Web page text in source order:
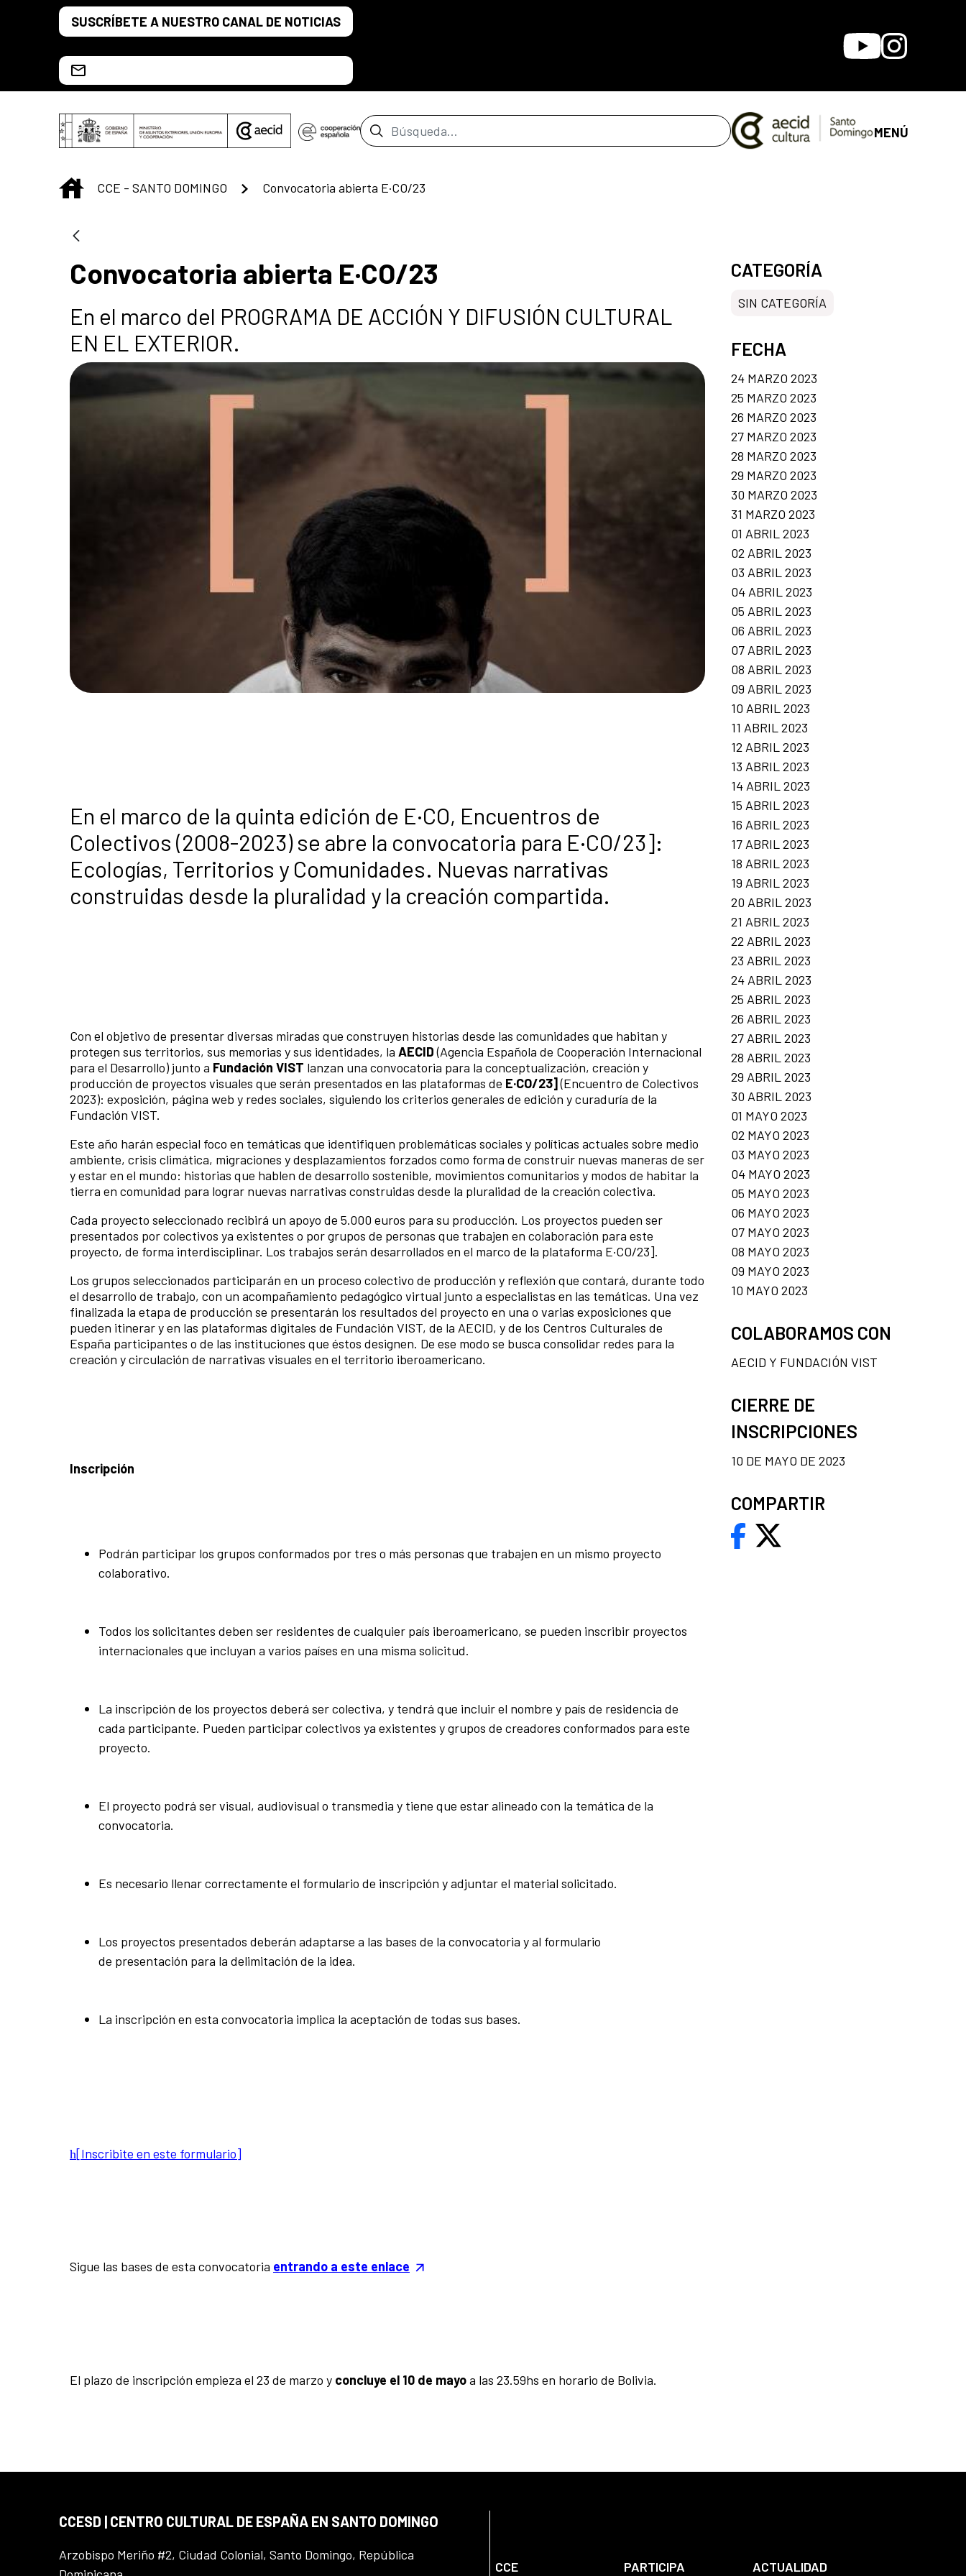
Saltar al contenido principal
SUSCRÍBETE A NUESTRO CANAL DE NOTICIAS
YoutubeInstagram
Barra de búsqueda MENÚ
INICIO
CCE - SANTO DOMINGO Convocatoria abierta E·CO/23
Convocatoria abierta E·CO/23
En el marco del PROGRAMA DE ACCIÓN Y DIFUSIÓN CULTURAL
EN EL EXTERIOR.
En el marco de la quinta edición de E·CO, Encuentros de
Colectivos (2008-2023) se abre la convocatoria para E·CO/23]:
Ecologías, Territorios y Comunidades. Nuevas narrativas
construidas desde la pluralidad y la creación compartida.
Con el objetivo de presentar diversas miradas que construyen historias desde las comunidades que habitan y
protegen sus territorios, sus memorias y sus identidades, la AECID(Agencia Española de Cooperación Internacional
para el Desarrollo) junto a Fundación VIST lanzan una convocatoria para la conceptualización, creación y
producción de proyectos visuales que serán presentados en las plataformas de E·CO/23](Encuentro de Colectivos
2023): exposición, página web y redes sociales, siguiendo los criterios generales de edición y curaduría de la
Fundación VIST.
Este año harán especial foco en temáticas que identifiquen problemáticas sociales y políticas actuales sobre medio
ambiente, crisis climática, migraciones y desplazamientos forzados como forma de construir nuevas maneras de ser
y estar en el mundo: historias que hablen de desarrollo sostenible, movimientos comunitarios y modos de habitar la
tierra en comunidad para lograr nuevas narrativas construidas desde la pluralidad de la creación colectiva.
Cada proyecto seleccionado recibirá un apoyo de 5.000 euros para su producción. Los proyectos pueden ser
presentados por colectivos ya existentes o por grupos de personas que trabajen en colaboración para este
proyecto, de forma interdisciplinar. Los trabajos serán desarrollados en el marco de la plataforma E·CO/23].
Los grupos seleccionados participarán en un proceso colectivo de producción y reflexión que contará, durante todo
el desarrollo de trabajo, con un acompañamiento pedagógico virtual junto a especialistas en las temáticas. Una vez
finalizada la etapa de producción se presentarán los resultados del proyecto en una o varias exposiciones que
pueden itinerar y en las plataformas digitales de Fundación VIST, de la AECID, y de los Centros Culturales de
España participantes o de las instituciones que éstos designen. De ese modo se busca consolidar redes para la
creación y circulación de narrativas visuales en el territorio iberoamericano.
Inscripción
Podrán participar los grupos conformados por tres o más personas que trabajen en un mismo proyecto
colaborativo.
Todos los solicitantes deben ser residentes de cualquier país iberoamericano, se pueden inscribir proyectos
internacionales que incluyan a varios países en una misma solicitud.
La inscripción de los proyectos deberá ser colectiva, y tendrá que incluir el nombre y país de residencia de
cada participante. Pueden participar colectivos ya existentes y grupos de creadores conformados para este
proyecto.
El proyecto podrá ser visual, audiovisual o transmedia y tiene que estar alineado con la temática de la
convocatoria.
Es necesario llenar correctamente el formulario de inscripción y adjuntar el material solicitado.
Los proyectos presentados deberán adaptarse a las bases de la convocatoria y al formulario
de presentación para la delimitación de la idea.
La inscripción en esta convocatoria implica la aceptación de todas sus bases.
[Inscribite en este formulario]
Sigue las bases de esta convocatoria entrando a este enlace
El plazo de inscripción empieza el 23 de marzo y concluye el 10 de mayoa las 23.59hs en horario de Bolivia.
CATEGORÍA
SIN CATEGORÍA
FECHA
24 MARZO 2023
25 MARZO 2023
26 MARZO 2023
27 MARZO 2023
28 MARZO 2023
29 MARZO 2023
30 MARZO 2023
31 MARZO 2023
01 ABRIL 2023
02 ABRIL 2023
03 ABRIL 2023
04 ABRIL 2023
05 ABRIL 2023
06 ABRIL 2023
07 ABRIL 2023
08 ABRIL 2023
09 ABRIL 2023
10 ABRIL 2023
11 ABRIL 2023
12 ABRIL 2023
13 ABRIL 2023
14 ABRIL 2023
15 ABRIL 2023
16 ABRIL 2023
17 ABRIL 2023
18 ABRIL 2023
19 ABRIL 2023
20 ABRIL 2023
21 ABRIL 2023
22 ABRIL 2023
23 ABRIL 2023
24 ABRIL 2023
25 ABRIL 2023
26 ABRIL 2023
27 ABRIL 2023
28 ABRIL 2023
29 ABRIL 2023
30 ABRIL 2023
01 MAYO 2023
02 MAYO 2023
03 MAYO 2023
04 MAYO 2023
05 MAYO 2023
06 MAYO 2023
07 MAYO 2023
08 MAYO 2023
09 MAYO 2023
10 MAYO 2023
COLABORAMOS CON
AECID Y FUNDACIÓN VIST
CIERRE DE
INSCRIPCIONES
10 DE MAYO DE 2023
COMPARTIR
CCESD | CENTRO CULTURAL DE ESPAÑA EN SANTO DOMINGO
Arzobispo Meriño #2, Ciudad Colonial, Santo Domingo, República
CCE PARTICIPA ACTUALIDAD